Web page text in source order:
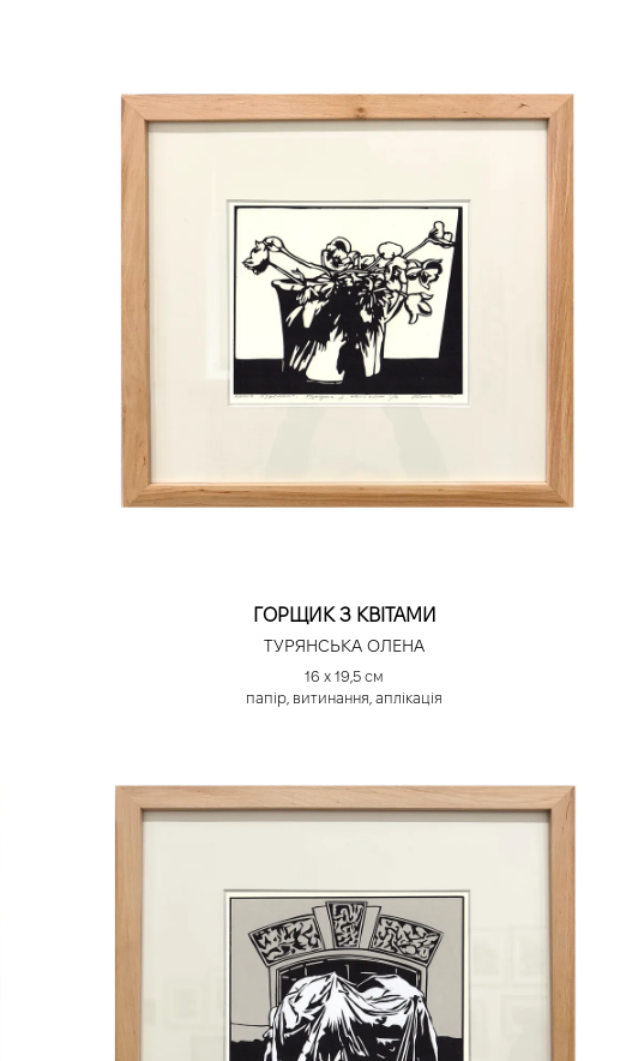
ГОРЩИК З КВІТАМИ
ТУРЯНСЬКА ОЛЕНА
16 х 19,5 см
папір, витинання, аплікація